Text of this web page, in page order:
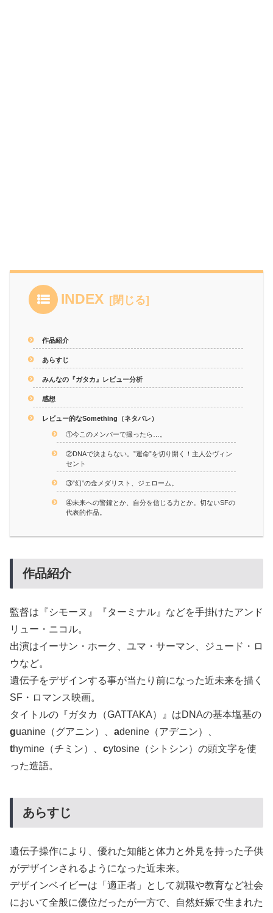
INDEX
作品紹介
あらすじ
みんなの『ガタカ』レビュー分析
感想
レビュー的なSomething（ネタバレ）
①今このメンバーで撮ったら…。
②DNAで決まらない。”運命”を切り開く！主人公ヴィン
セント
③”幻”の金メダリスト、ジェローム。
④未来への警鐘とか、自分を信じる力とか。切ないSFの
代表的作品。
作品紹介
監督は『シモーヌ』『ターミナル』などを手掛けたアンド
リュー・ニコル。
出演はイーサン・ホーク、ユマ・サーマン、ジュード・ロ
ウなど。
遺伝子をデザインする事が当たり前になった近未来を描く
SF・ロマンス映画。
タイトルの『ガタカ（GATTAKA）』はDNAの基本塩基の
guanine（グアニン）、 adenine（アデニン）、
thymine（チミン）、 cytosine（シトシン）の頭文字を使
った造語。
あらすじ
遺伝子操作により、優れた知能と体力と外見を持った子供
がデザインされるようになった近未来。
デザインベイビーは「適正者」として就職や教育など社会
において全般に優位だったが一方で、自然妊娠で生まれた